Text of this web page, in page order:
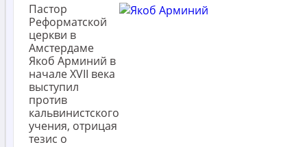
Пастор
Реформатской
церкви в
Амстердаме
Якоб Арминий в
начале XVII века
выступил
против
кальвинистского
учения, отрицая
тезис о